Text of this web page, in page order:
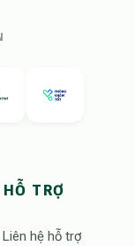
HỖ TRỢ
Liên hệ hỗ trợ